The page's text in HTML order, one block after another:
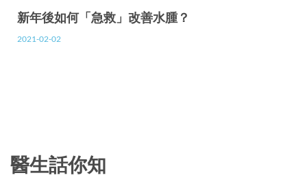
新年後如何「急救」改善水腫？
2021-02-02
醫生話你知